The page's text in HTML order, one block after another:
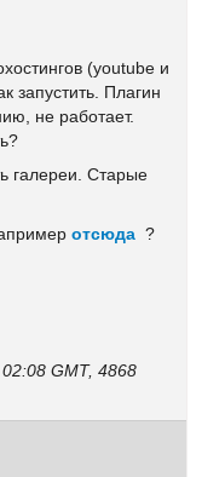
(youtube и
запустить. Плагин
не работает.
галереи. Старые
отсюда ?
GMT, 4868